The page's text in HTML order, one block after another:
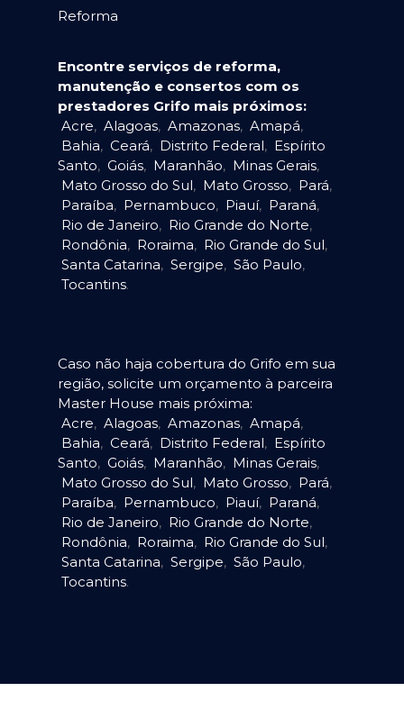
Reforma
Encontre serviços de reforma,
manutenção e consertos com os
prestadores Grifo mais próximos:
Acre, Alagoas, Amazonas, Amapá,
Bahia, Ceará, Distrito Federal, Espírito
Santo, Goiás, Maranhão, Minas Gerais,
Mato Grosso do Sul, Mato Grosso, Pará,
Paraíba, Pernambuco, Piauí, Paraná,
Rio de Janeiro, Rio Grande do Norte,
Rondônia, Roraima, Rio Grande do Sul,
Santa Catarina, Sergipe, São Paulo,
Tocantins.
Caso não haja cobertura do Grifo em sua
região, solicite um orçamento à parceira
Master House mais próxima:
Acre, Alagoas, Amazonas, Amapá,
Bahia, Ceará, Distrito Federal, Espírito
Santo, Goiás, Maranhão, Minas Gerais,
Mato Grosso do Sul, Mato Grosso, Pará,
Paraíba, Pernambuco, Piauí, Paraná,
Rio de Janeiro, Rio Grande do Norte,
Rondônia, Roraima, Rio Grande do Sul,
Santa Catarina, Sergipe, São Paulo,
Tocantins.